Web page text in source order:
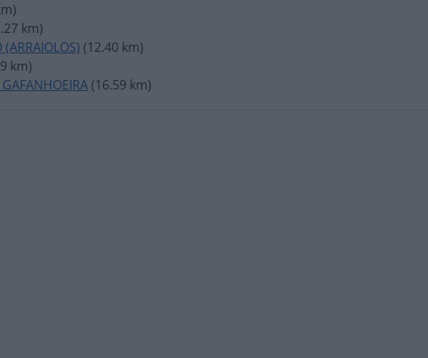
km)
(12.40 km)
km)
(16.59 km)